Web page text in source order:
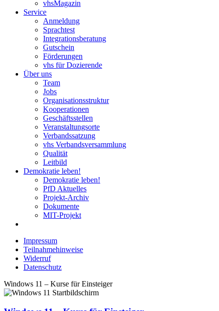
vhsMagazin
Service
Anmeldung
Sprachtest
Integrationsberatung
Gutschein
Förderungen
vhs für Dozierende
Über uns
Team
Jobs
Organisationsstruktur
Kooperationen
Geschäftsstellen
Veranstaltungsorte
Verbandssatzung
vhs Verbandsversammlung
Qualität
Leitbild
Demokratie leben!
Demokratie leben!
PfD Aktuelles
Projekt-Archiv
Dokumente
MIT-Projekt
Impressum
Teilnahmehinweise
Widerruf
Datenschutz
Windows 11 – Kurse für Einsteiger